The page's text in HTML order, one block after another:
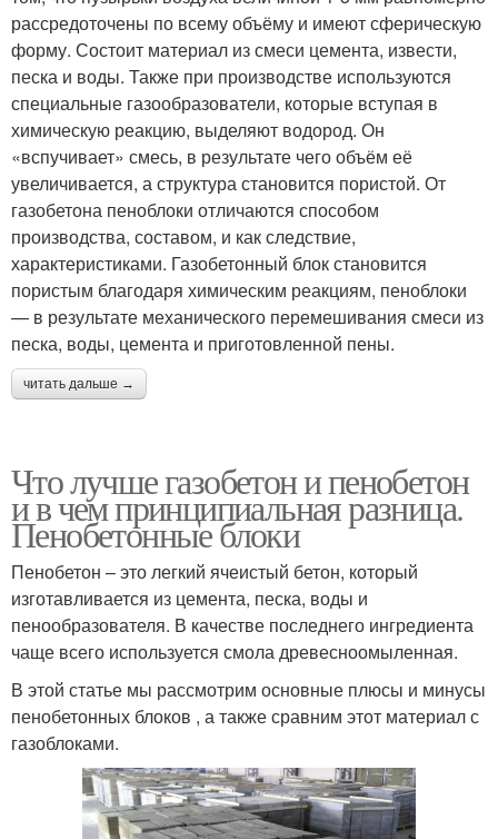
рассредоточены по всему объёму и имеют сферическую
форму. Состоит материал из смеси цемента, извести,
песка и воды. Также при производстве используются
специальные газообразователи, которые вступая в
химическую реакцию, выделяют водород. Он
«вспучивает» смесь, в результате чего объём её
увеличивается, а структура становится пористой. От
газобетона пеноблоки отличаются способом
производства, составом, и как следствие,
характеристиками. Газобетонный блок становится
пористым благодаря химическим реакциям, пеноблоки
— в результате механического перемешивания смеси из
песка, воды, цемента и приготовленной пены.
читать дальше →
Что лучше газобетон и пенобетон
и в чем принципиальная разница.
Пенобетонные блоки
Пенобетон – это легкий ячеистый бетон, который
изготавливается из цемента, песка, воды и
пенообразователя. В качестве последнего ингредиента
чаще всего используется смола древесноомыленная.
В этой статье мы рассмотрим основные плюсы и минусы
пенобетонных блоков , а также сравним этот материал с
газоблоками.